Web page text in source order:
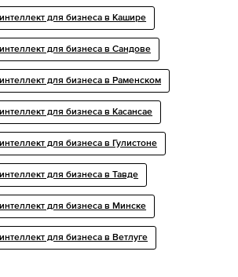
для бизнеса в Кашире
для бизнеса в Сандове
для бизнеса в Раменском
для бизнеса в Касансае
для бизнеса в Гулистоне
для бизнеса в Тавде
для бизнеса в Минске
для бизнеса в Ветлуге